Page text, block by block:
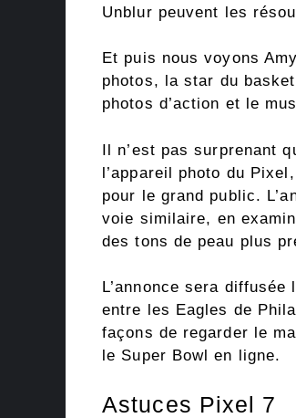
Unblur peuvent les
Et puis nous voyons
photos, la star du
photos d’action et le
Il n’est pas surprenant
l’appareil photo du
pour le grand public.
voie similaire, en
des tons de peau plus
L’annonce sera
entre les Eagles de
façons de regarder le
le Super Bowl en ligne.
Astuces Pixel 7